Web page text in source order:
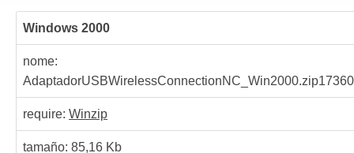
Windows 2000
nome:
AdaptadorUSBWirelessConnectionNC_Win2000.zip17360
require: Winzip
tamaño: 85,16 Kb